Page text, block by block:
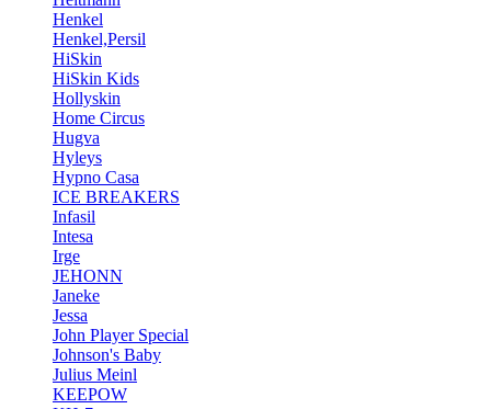
Henkel
Henkel,Persil
HiSkin
HiSkin Kids
Hollyskin
Home Circus
Hugva
Hyleys
Hypno Casa
ICE BREAKERS
Infasil
Intesa
Irge
JEHONN
Janeke
Jessa
John Player Special
Johnson's Baby
Julius Meinl
KEEPOW